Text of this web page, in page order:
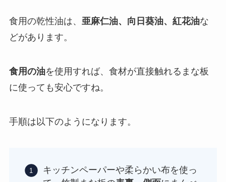
食用の乾性油は、 亜麻仁油、向日葵油、紅花油な
どがあります。
食用の油を使用すれば、食材が直接触れるまな板
に使っても安心ですね。
手順は以下のようになります。
キッチンペーパーや柔らかい布を使っ